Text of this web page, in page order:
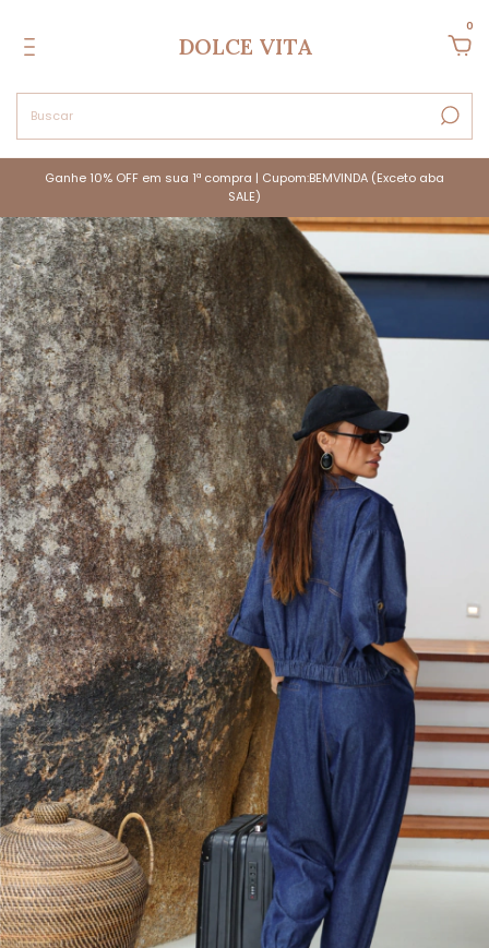
DOLCE VITA
0
Ganhe 10% OFF em sua 1ª compra | Cupom:BEMVINDA (Exceto aba
SALE)